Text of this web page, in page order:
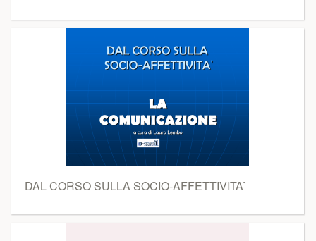
DAL CORSO SULLA SOCIO-AFFETTIVITA`